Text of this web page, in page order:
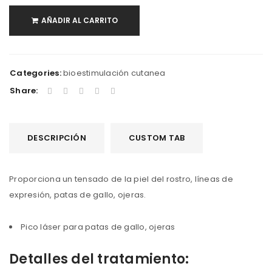
AÑADIR AL CARRITO
Categories:bioestimulación cutanea
Share:
DESCRIPCIÓN CUSTOM TAB
Proporciona un tensado de la piel del rostro, líneas de
expresión, patas de gallo, ojeras.
Pico láser para patas de gallo, ojeras
Detalles del tratamiento: